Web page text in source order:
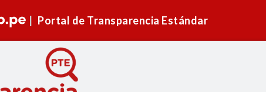
Portal de Transparencia Estándar